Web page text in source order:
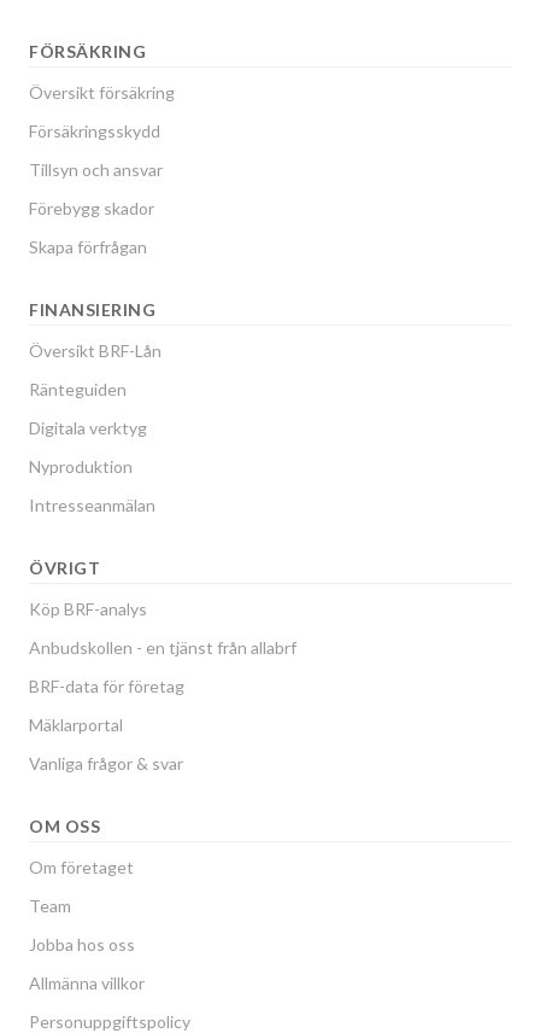
FÖRSÄKRING
Översikt försäkring
Försäkringsskydd
Tillsyn och ansvar
Förebygg skador
Skapa förfrågan
FINANSIERING
Översikt BRF-Lån
Ränteguiden
Digitala verktyg
Nyproduktion
Intresseanmälan
ÖVRIGT
Köp BRF-analys
Anbudskollen - en tjänst från allabrf
BRF-data för företag
Mäklarportal
Vanliga frågor & svar
OM OSS
Om företaget
Team
Jobba hos oss
Allmänna villkor
Personuppgiftspolicy